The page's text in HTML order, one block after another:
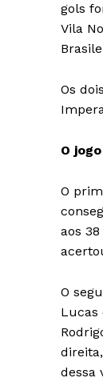
gols
Vila
Os
O jogo
O
aos
O
Lucas
dessa